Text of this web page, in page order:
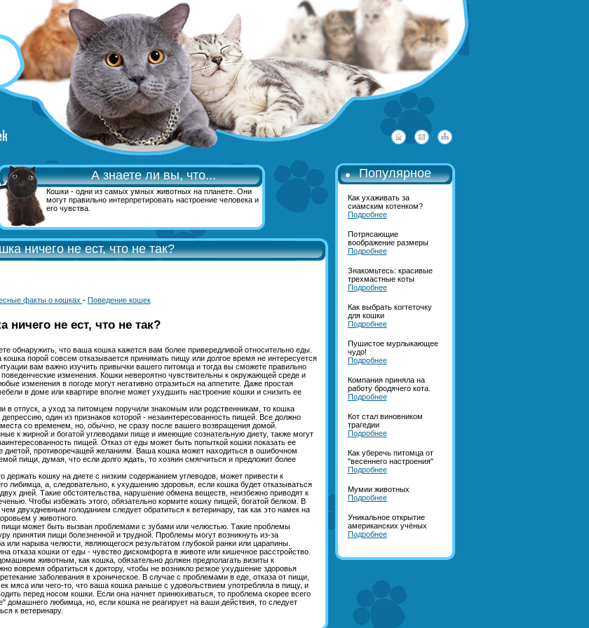
А знаете ли вы, что...
Кошки - одни из самых умных животных на планете. Они
могут правильно интерпретировать настроение человека и
его чувства.
ничего не ест, что не так?
факты о кошках - Поведение кошек
ничего не ест, что не так?
обнаружить, что ваша кошка кажется вам более привередливой относительно еды.
порой совсем отказывается принимать пищу или долгое время не интересуется
вам важно изучить привычки вашего питомца и тогда вы сможете правильно
поведенческие изменения. Кошки невероятно чувствительны к окружающей среде и
изменения в погоде могут негативно отразиться на аппетите. Даже простая
в доме или квартире вполне может ухудшить настроение кошки и снизить ее
в отпуск, а уход за питомцем поручили знакомым или родственникам, то кошка
один из признаков которой - незаинтересованность пищей. Все должно
со временем, но, обычно, не сразу после вашего возвращения домой.
к жирной и богатой углеводами пище и имеющие сознательную диету, также могут
пищей. Отказ от еды может быть попыткой кошки показать ее
диетой, противоречащей желаниям. Ваша кошка может находиться в ошибочном
пищи, думая, что если долго ждать, то хозяин смягчиться и предложит более
держать кошку на диете с низким содержанием углеводов, может привести к
либимца, а, следовательно, к ухудшению здоровья, если кошка будет отказываться
дней. Такие обстоятельства, нарушение обмена веществ, неизбежно приводят к
Чтобы избежать этого, обязательно кормите кошку пищей, богатой белком. В
двухдневным голоданием следует обратиться к ветеринару, так как это намек на
у животного.
пищи может быть вызван проблемами с зубами или челюстью. Такие проблемы
принятия пищи болезненной и трудной. Проблемы могут возникнуть из-за
или нарыва челюсти, являющегося результатом глубокой ранки или царапины.
отказа кошки от еды - чувство дискомфорта в животе или кишечное расстройство.
животным, как кошка, обязательно должен предполагать визиты к
вовремя обратиться к доктору, чтобы не возникло резкое ухудшение здоровья
заболевания в хроническое. В случае с проблемами в еде, отказа от пищи,
мяса или чего-то, что ваша кошка раньше с удовольствием употребляла в пищу, и
перед носом кошки. Если она начнет принюхиваться, то проблема скорее всего
домашнего любимца, но, если кошка не реагирует на ваши действия, то следует
к ветеринару.
Популярное
Как ухаживать за
сиамским котенком?
Подробнее
Потрясающие
воображение размеры
Подробнее
Знакомьтесь: красивые
трехмастные коты
Подробнее
Как выбрать когтеточку
для кошки
Подробнее
Пушистое мурлыкающее
чудо!
Подробнее
Компания приняла на
работу бродячего кота.
Подробнее
Кот стал виновником
трагедии
Подробнее
Как уберечь питомца от
"весеннего настроения"
Подробнее
Мумии животных
Подробнее
Уникальное открытие
американских учёных
Подробнее